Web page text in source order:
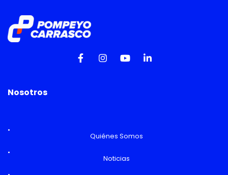
Nosotros
Quiénes Somos
Noticias